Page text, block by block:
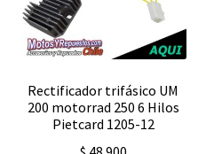
Rectificador trifásico UM
200 motorrad 250 6 Hilos
Pietcard 1205-12